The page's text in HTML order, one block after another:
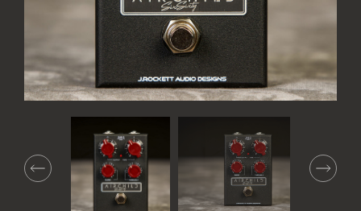
©Quanta Intl.